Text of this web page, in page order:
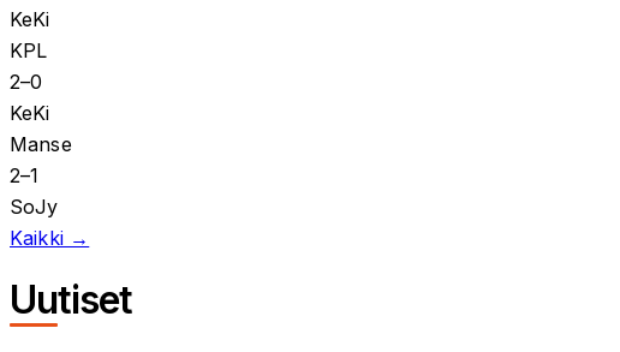
KeKi
KPL
2–0
KeKi
Manse
2–1
SoJy
Kaikki →
Uutiset